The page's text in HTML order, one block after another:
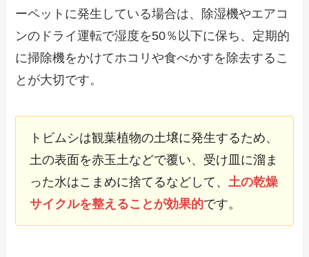
ーペットに発生している場合は、除湿機やエアコ
ンのドライ運転で湿度を50％以下に保ち、定期的
に掃除機をかけてホコリや食べかすを除去するこ
とが大切です。
トビムシは観葉植物の土壌に発生するため、
土の表面を赤玉土などで覆い、受け皿に溜ま
った水はこまめに捨てるなどして、土の乾燥
サイクルを整えることが効果的です。